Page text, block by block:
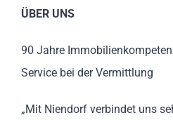
ÜBER UNS
90 Jahre
Service bei der Vermittlung
„Mit Niendorf verbindet uns